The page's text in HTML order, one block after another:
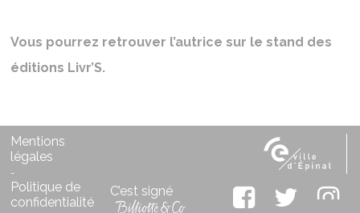
Vous pourrez retrouver l’autrice sur le stand des
éditions Livr’S.
Mentions
légales
-
Politique de
confidentialité
C’est signé